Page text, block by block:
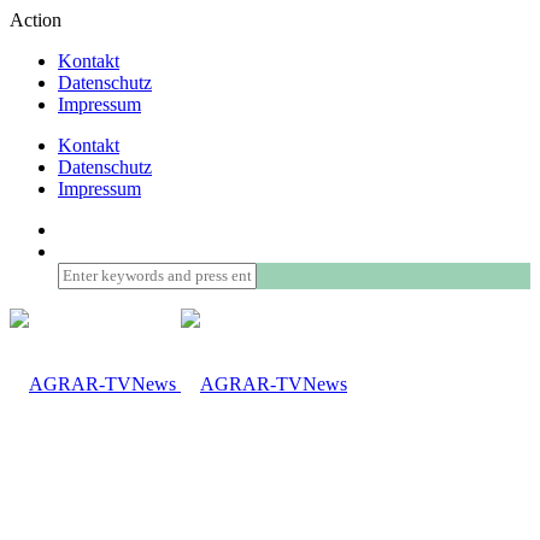
Action
Kontakt
Datenschutz
Impressum
Kontakt
Datenschutz
Impressum